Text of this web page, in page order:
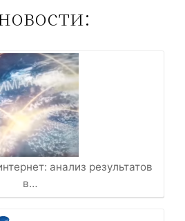
анализ результатов
в…